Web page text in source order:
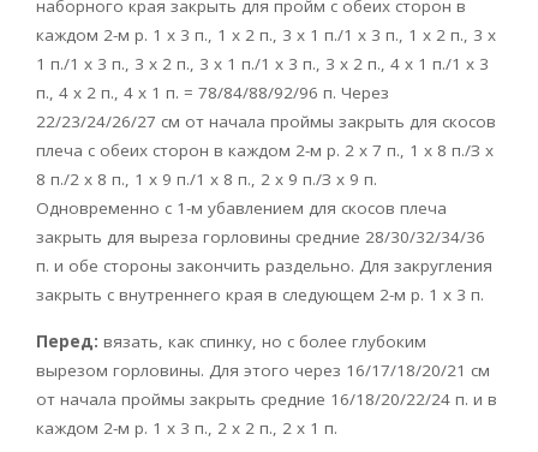
наборного края закрыть для пройм с обеих сторон в
каждом 2-м р. 1 х 3 п., 1 х 2 п., 3 х 1 п./1 х 3 п., 1 х 2 п., 3 х
1 п./1 х 3 п., 3 х 2 п., 3 х 1 п./1 х 3 п., 3 х 2 п., 4 х 1 п./1 х 3
п., 4 х 2 п., 4 х 1 п. = 78/84/88/92/96 п. Через
22/23/24/26/27 см от начала проймы закрыть для скосов
плеча с обеих сторон в каждом 2-м р. 2 х 7 п., 1 х 8 п./З х
8 п./2 х 8 п., 1 х 9 п./1 х 8 п., 2 х 9 п./З х 9 п.
Одновременно с 1-м убавлением для скосов плеча
закрыть для выреза горловины средние 28/30/32/34/36
п. и обе стороны закончить раздельно. Для закругления
закрыть с внутреннего края в следующем 2-м р. 1 х 3 п.
Перед: вязать, как спинку, но с более глубоким
вырезом горловины. Для этого через 16/17/18/20/21 см
от начала проймы закрыть средние 16/18/20/22/24 п. и в
каждом 2-м р. 1 х 3 п., 2 х 2 п., 2 х 1 п.